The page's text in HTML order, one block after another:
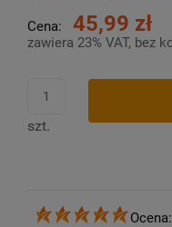
Cena: 45,99 zł
zawiera 23% VAT, bez
szt.
Ocena: